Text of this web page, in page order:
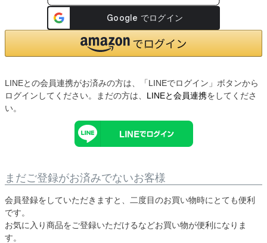
LINEとの会員連携がお済みの方は、「LINEでログイン」ボタンから
ログインしてください。まだの方は、 LINEと会員連携をしてくださ
い。
まだご登録がお済みでないお客様
会員登録をしていただきますと、二度目のお買い物時にとても便利
です。
お気に入り商品をご登録いただけるなどお買い物が便利になりま
す。